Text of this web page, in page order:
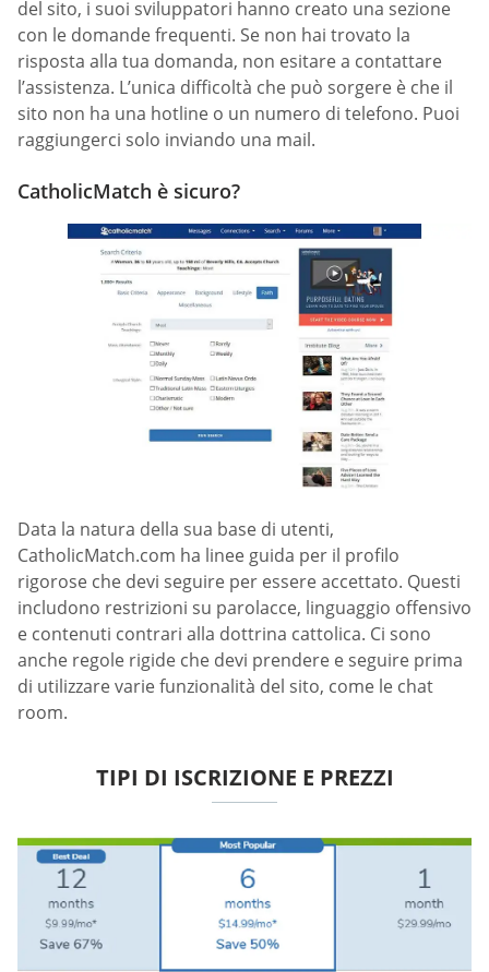
del sito, i suoi sviluppatori hanno creato una sezione
con le domande frequenti. Se non hai trovato la
risposta alla tua domanda, non esitare a contattare
l’assistenza. L’unica difficoltà che può sorgere è che il
sito non ha una hotline o un numero di telefono. Puoi
raggiungerci solo inviando una mail.
CatholicMatch è sicuro?
Data la natura della sua base di utenti,
CatholicMatch.com ha linee guida per il profilo
rigorose che devi seguire per essere accettato. Questi
includono restrizioni su parolacce, linguaggio offensivo
e contenuti contrari alla dottrina cattolica. Ci sono
anche regole rigide che devi prendere e seguire prima
di utilizzare varie funzionalità del sito, come le chat
room.
TIPI DI ISCRIZIONE E PREZZI